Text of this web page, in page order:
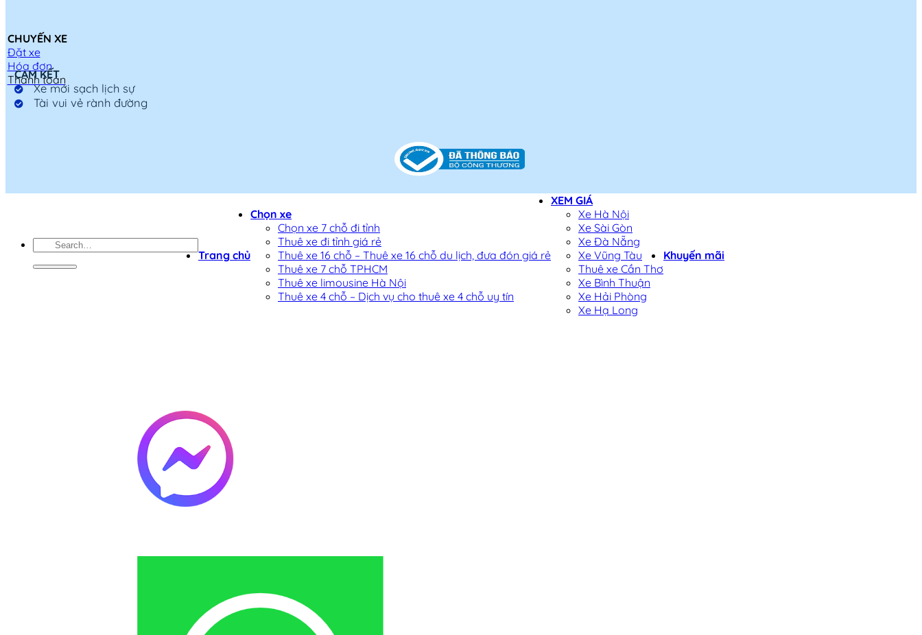
CHUYẾN XE
Đặt xe
Hóa đơn
Thanh toán
CAM KẾT
Xe mới sạch lịch sự
Tài vui vẻ rành đường
Trang chủ
Chọn xe
Chọn xe 7 chỗ đi tỉnh
Thuê xe đi tỉnh giá rẻ
Thuê xe 16 chỗ – Thuê xe 16 chỗ du lịch, đưa đón giá rẻ
Thuê xe 7 chỗ TPHCM
Thuê xe limousine Hà Nội
Thuê xe 4 chỗ – Dịch vụ cho thuê xe 4 chỗ uy tín
XEM GIÁ
Xe Hà Nội
Xe Sài Gòn
Xe Đà Nẵng
Xe Vũng Tàu
Thuê xe Cần Thơ
Xe Bình Thuận
Xe Hải Phòng
Xe Hạ Long
Khuyến mãi